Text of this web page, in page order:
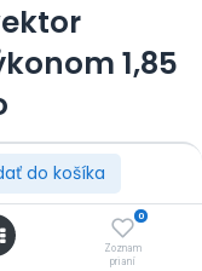
do košíka
0
Zoznam
prianí
1,85
ho objednať zvlášť.